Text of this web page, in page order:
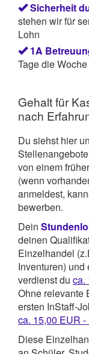
Sicherheit
stehen wir für
Lohn
1A
Tage die
Gehalt für
nach
Du siehst hier
von einem
(wenn
anmeldest,
bewerben.
Dein
deinen
Einzelhandel
Inventuren)
verdienst du ca.
Ohne relevante
ersten InStaff-
ca. 15,00 EUR
Diese